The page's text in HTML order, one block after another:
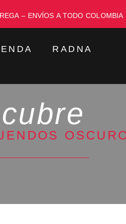
– ENVÍOS A TODO COLOMBIA
RADNA